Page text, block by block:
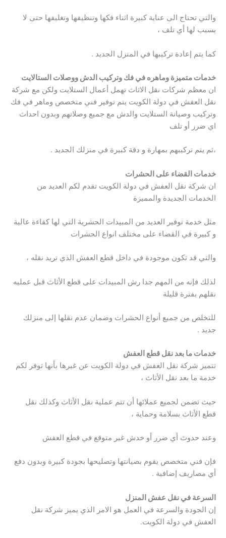
والتي تحتاج الى عناية كبيرة اثناء فكها وتنظيفها وتغليفها حتى لا
يسبب لها أي تلف ،
كما يتم إعادة تركيبها في المنزل الجديد .
خدمات متميزة وماهره في فك وتركيب الدش ووصلات الستالايت
ان معظم شركات نقل الاثاث تهمل أعمال الستلايت ولكن مع شركة
نقل العفش في دولة الكويت يتم توفير فني متخصص وماهر في فك
وتركيب وصيانة الستلايت والدش مع جميع وصلاتهم وبدون احداث
اي ضرر أو تلف
،ثم يتم تركيبهم بمهارة و دقة كبيرة في منزلك الجديد .
خدمات القضاء على الحشرات
ان شركة نقل العفش في دولة الكويت تقدم لكم العديد من
الخدمات الجديدة والمميزة
مثل خدمة توفير العديد من المبيدات الحشرية التي لها كفاءة عالية
و كبيرة في القضاء على مختلف انواع الحشرات
والتي قد تكون موجودة في داخل قطع العفش الذي تريد نقله ،
لذلك فإنه من المهم جدا رش المبيدات على قطع الأثاث قبل عمليه
نقلهم بفترة قليلة
للتخلص من جميع أنواع الحشرات وضمان عدم نقلها إلى منزلك
جديد .
خدمات ما بعد نقل قطع العفش
تتميز شركة نقل العفش في دولة الكويت عن غيرها بأنها توفر لكم
خدمة ما بعد نقل الأثاث ،
حيث تضمن لجميع عملائها أن تتم عملية نقل الأثاث وكذلك نقل
قطع الأثاث بسلامة وحماية ،
وعند حدوث أي ضرر أو خدش غير متوقع في قطع العفش
فإن فني متخصص يقوم بصيانتها وتصليحها بجودة كبيرة وبدون دفع
أي مصاريف إضافية .
السرعة في نقل عفش المنزل
إن الجودة والسرعة في العمل هو الامر الذي يميز شركة نقل
العفش في دولة الكويت.